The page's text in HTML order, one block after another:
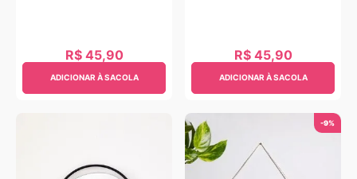
R$ 45,90
ADICIONAR À SACOLA
R$ 45,90
ADICIONAR À SACOLA
-9%